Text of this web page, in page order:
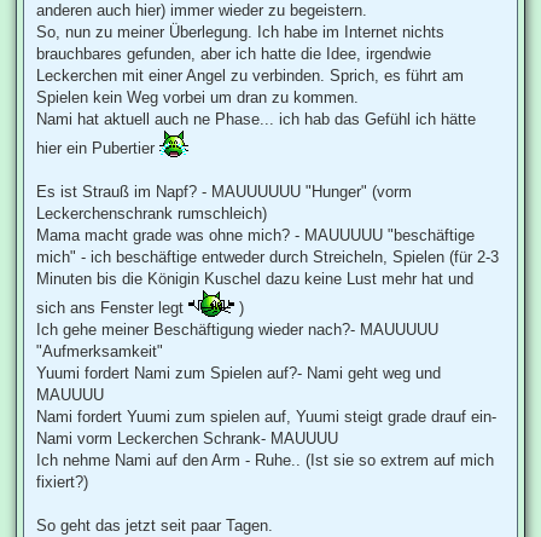
anderen auch hier) immer wieder zu begeistern.
So, nun zu meiner Überlegung. Ich habe im Internet nichts
brauchbares gefunden, aber ich hatte die Idee, irgendwie
Leckerchen mit einer Angel zu verbinden. Sprich, es führt am
Spielen kein Weg vorbei um dran zu kommen.
Nami hat aktuell auch ne Phase... ich hab das Gefühl ich hätte
hier ein Pubertier
Es ist Strauß im Napf? - MAUUUUUU "Hunger" (vorm
Leckerchenschrank rumschleich)
Mama macht grade was ohne mich? - MAUUUUU "beschäftige
mich" - ich beschäftige entweder durch Streicheln, Spielen (für 2-3
Minuten bis die Königin Kuschel dazu keine Lust mehr hat und
sich ans Fenster legt
)
Ich gehe meiner Beschäftigung wieder nach?- MAUUUUU
"Aufmerksamkeit"
Yuumi fordert Nami zum Spielen auf?- Nami geht weg und
MAUUUU
Nami fordert Yuumi zum spielen auf, Yuumi steigt grade drauf ein-
Nami vorm Leckerchen Schrank- MAUUUU
Ich nehme Nami auf den Arm - Ruhe.. (Ist sie so extrem auf mich
fixiert?)
So geht das jetzt seit paar Tagen.